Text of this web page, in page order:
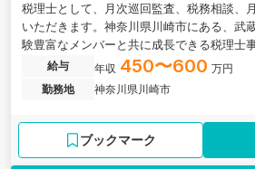
税理士として、月次巡回監査、税務相談、
いただきます。神奈川県川崎市にある、武
験豊富なメンバーと共に成長できる税理士
給与 年収 450〜600 万円
勤務地
神奈川県川崎市
ブックマーク